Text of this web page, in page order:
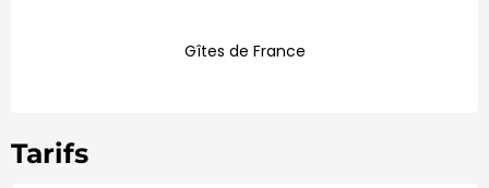
Gîtes de France
Tarifs